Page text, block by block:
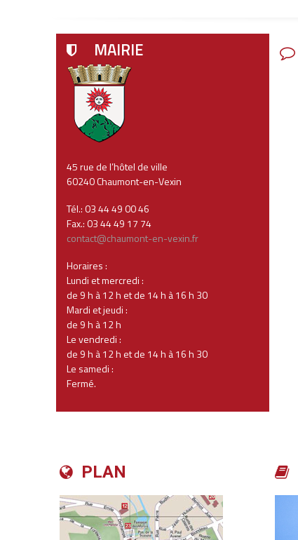
MAIRIE
45 rue de l’hôtel de ville
60240 Chaumont-en-Vexin
Tél.: 03 44 49 00 46
Fax.: 03 44 49 17 74
contact@chaumont-en-vexin.fr
Horaires :
Lundi et mercredi :
de 9 h à 12 h et de 14 h à 16 h 30
Mardi et jeudi :
de 9 h à 12 h
Le vendredi :
de 9 h à 12 h et de 14 h à 16 h 30
Le samedi :
Fermé.
PLAN